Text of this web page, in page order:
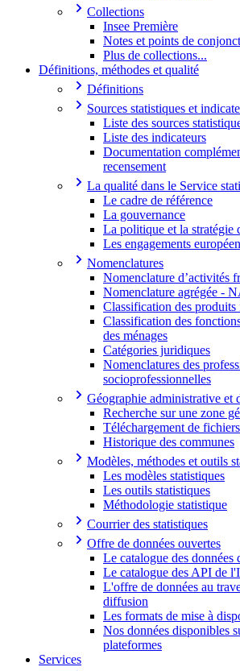
Collections
Insee Première
Notes et points de
Plus de collections...
Définitions, méthodes et qualité
Définitions
Sources statistiques et
Liste des sources
Liste des indicateurs
Documentation
recensement
La qualité dans le Service
Le cadre de référence
La gouvernance
La politique et la stratégie
Les engagements
Nomenclatures
Nomenclature d’activités
Nomenclature agrégée -
Classification des produits
Classification des
des ménages
Catégories juridiques
Nomenclatures des
socioprofessionnelles
Géographie administrative et
Recherche sur une zone
Téléchargement de fichiers
Historique des communes
Modèles, méthodes et outils
Les modèles statistiques
Les outils statistiques
Méthodologie statistique
Courrier des statistiques
Offre de données ouvertes
Le catalogue des données
Le catalogue des API de
L'offre de données au
diffusion
Les formats de mise à
Nos données disponibles
plateformes
Services